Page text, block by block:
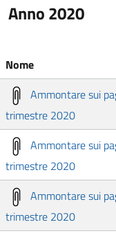
Anno 2020
Nome
Ammontare sui
trimestre 2020
Ammontare sui
trimestre 2020
Ammontare sui
trimestre 2020